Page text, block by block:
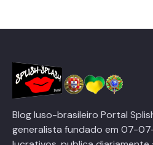
Blog luso-brasileiro Portal
generalista fundado em 07-